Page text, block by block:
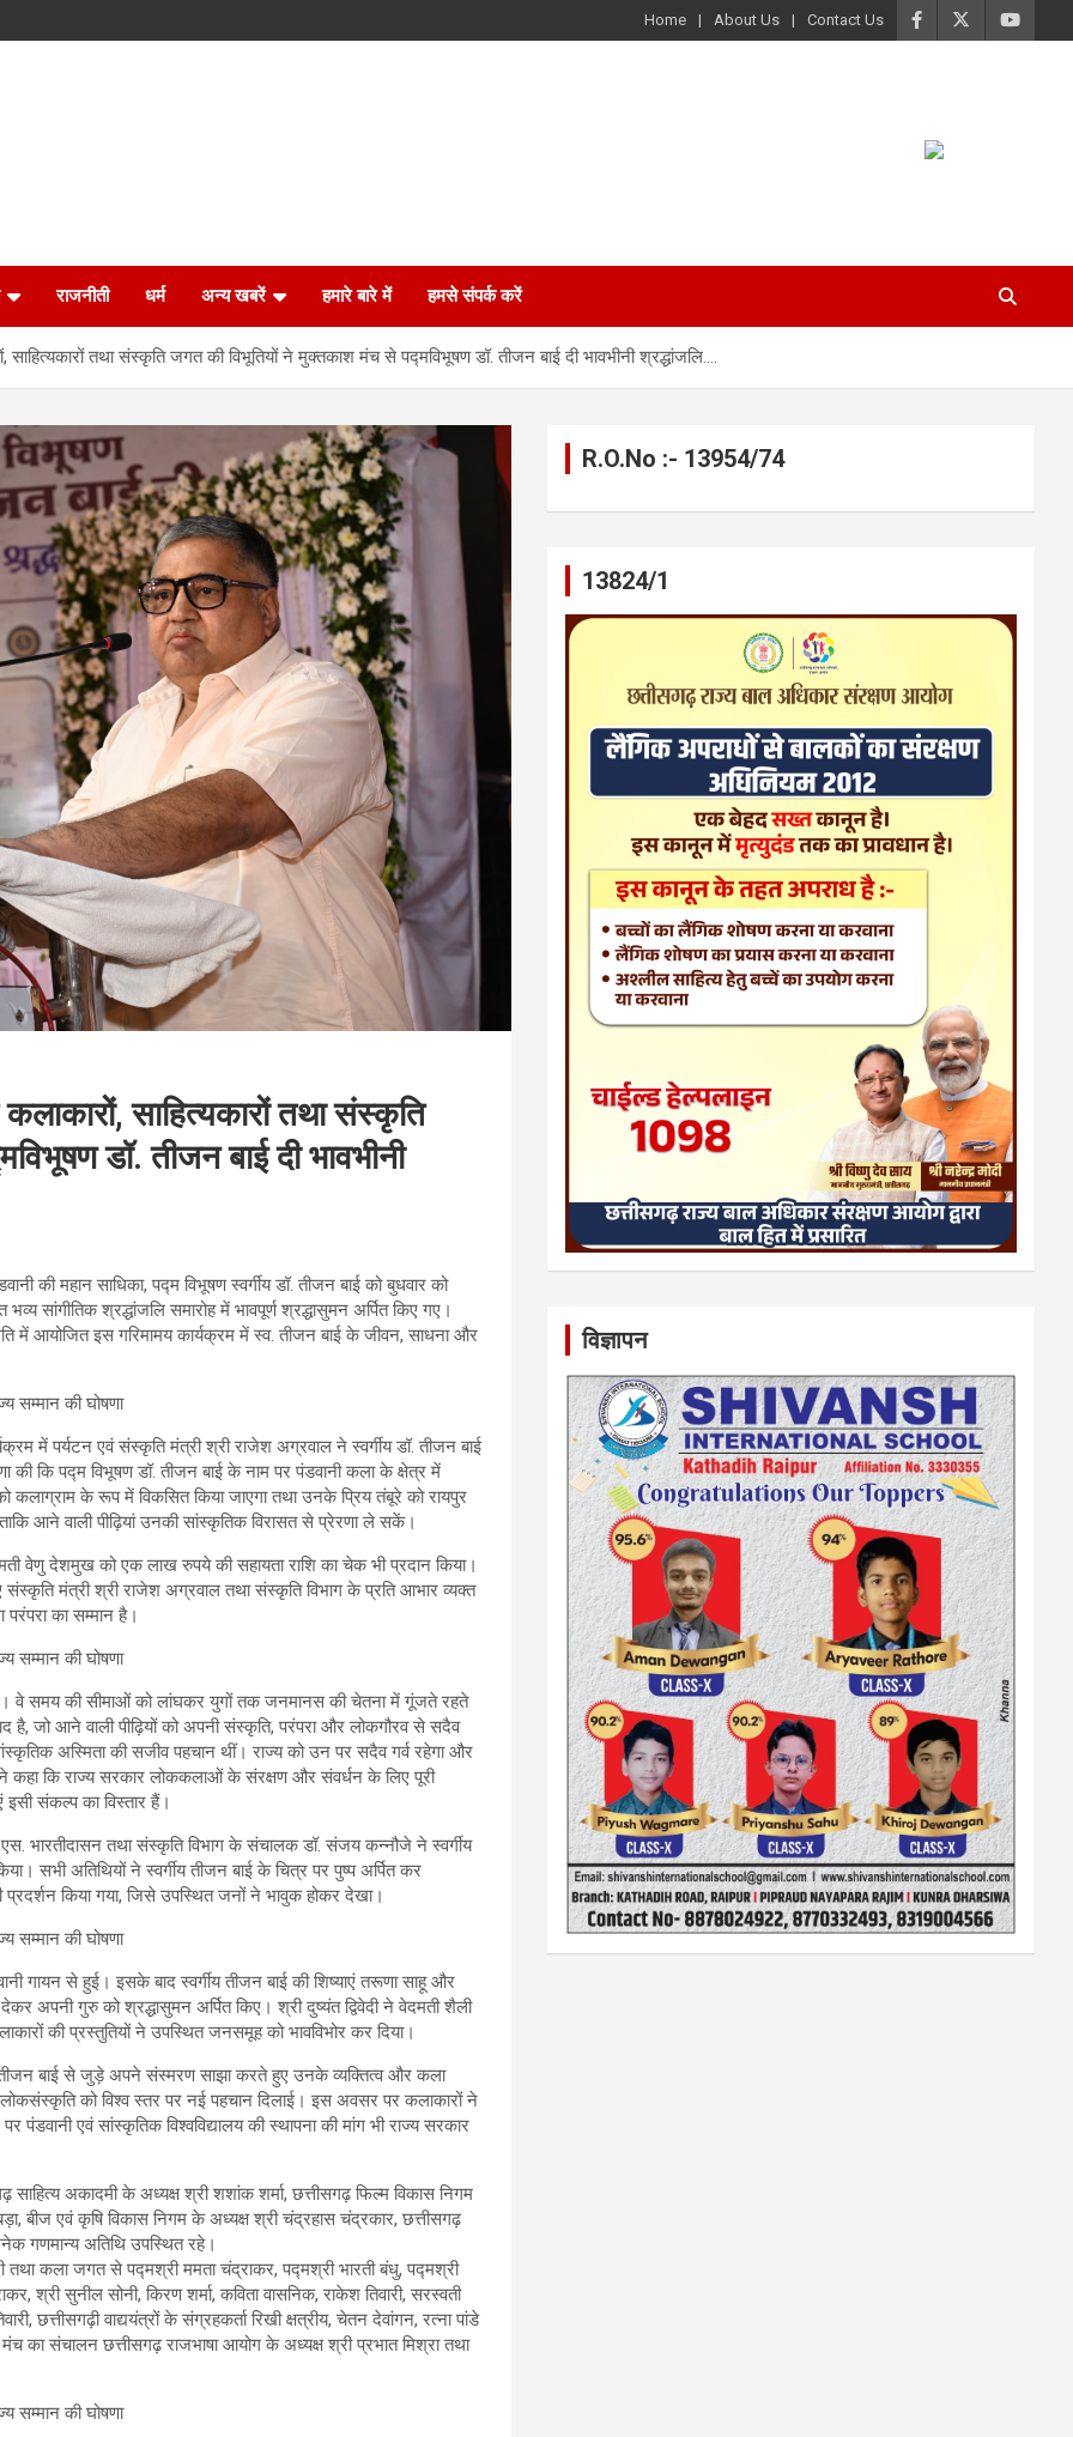
Home About Us Contact Us
राजनीती धर्म अन्य खबरें हमारे बारे में हमसे संपर्क करें
तथा संस्कृति जगत की विभूतियों ने मुक्तकाश मंच से पद्मविभूषण डॉ. तीजन बाई दी भावभीनी श्रद्धांजलि….
साहित्यकारों तथा संस्कृति
डॉ. तीजन बाई दी भावभीनी
की महान साधिका, पद्म विभूषण स्वर्गीय डॉ. तीजन बाई को बुधवार को
सांगीतिक श्रद्धांजलि समारोह में भावपूर्ण श्रद्धासुमन अर्पित किए गए।
में आयोजित इस गरिमामय कार्यक्रम में स्व. तीजन बाई के जीवन, साधना और
में पर्यटन एवं संस्कृति मंत्री श्री राजेश अग्रवाल ने स्वर्गीय डॉ. तीजन बाई
की कि पद्म विभूषण डॉ. तीजन बाई के नाम पर पंडवानी कला के क्षेत्र में
कलाग्राम के रूप में विकसित किया जाएगा तथा उनके प्रिय तंबूरे को रायपुर
आने वाली पीढ़ियां उनकी सांस्कृतिक विरासत से प्रेरणा ले सकें।
वेणु देशमुख को एक लाख रुपये की सहायता राशि का चेक भी प्रदान किया।
मंत्री श्री राजेश अग्रवाल तथा संस्कृति विभाग के प्रति आभार व्यक्त
का सम्मान है।
वे समय की सीमाओं को लांघकर युगों तक जनमानस की चेतना में गूंजते रहते
है, जो आने वाली पीढ़ियों को अपनी संस्कृति, परंपरा और लोकगौरव से सदैव
अस्मिता की सजीव पहचान थीं। राज्य को उन पर सदैव गर्व रहेगा और
कहा कि राज्य सरकार लोककलाओं के संरक्षण और संवर्धन के लिए पूरी
इसी संकल्प का विस्तार हैं।
भारतीदासन तथा संस्कृति विभाग के संचालक डॉ. संजय कन्नौजे ने स्वर्गीय
सभी अतिथियों ने स्वर्गीय तीजन बाई के चित्र पर पुष्प अर्पित कर
प्रदर्शन किया गया, जिसे उपस्थित जनों ने भावुक होकर देखा।
गायन से हुई। इसके बाद स्वर्गीय तीजन बाई की शिष्याएं तरूणा साहू और
अपनी गुरु को श्रद्धासुमन अर्पित किए। श्री दुष्यंत द्विवेदी ने वेदमती शैली
की प्रस्तुतियों ने उपस्थित जनसमूह को भावविभोर कर दिया।
तीजन बाई से जुड़े अपने संस्मरण साझा करते हुए उनके व्यक्तित्व और कला
को विश्व स्तर पर नई पहचान दिलाई। इस अवसर पर कलाकारों ने
पंडवानी एवं सांस्कृतिक विश्वविद्यालय की स्थापना की मांग भी राज्य सरकार
साहित्य अकादमी के अध्यक्ष श्री शशांक शर्मा, छत्तीसगढ़ फिल्म विकास निगम
बीज एवं कृषि विकास निगम के अध्यक्ष श्री चंद्रहास चंद्रकार, छत्तीसगढ़
गणमान्य अतिथि उपस्थित रहे।
तथा कला जगत से पद्मश्री ममता चंद्राकर, पद्मश्री भारती बंधु, पद्मश्री
श्री सुनील सोनी, किरण शर्मा, कविता वासनिक, राकेश तिवारी, सरस्वती
छत्तीसगढ़ी वाद्ययंत्रों के संग्रहकर्ता रिखी क्षत्रीय, चेतन देवांगन, रत्ना पांडे
का संचालन छत्तीसगढ़ राजभाषा आयोग के अध्यक्ष श्री प्रभात मिश्रा तथा
R.O.No :- 13954/74
13824/1
विज्ञापन